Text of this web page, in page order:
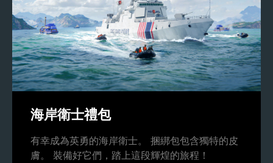
海岸衛士禮包
有幸成為英勇的海岸衛士。 捆綁包包含獨特的皮
膚。 裝備好它們，踏上這段輝煌的旅程！